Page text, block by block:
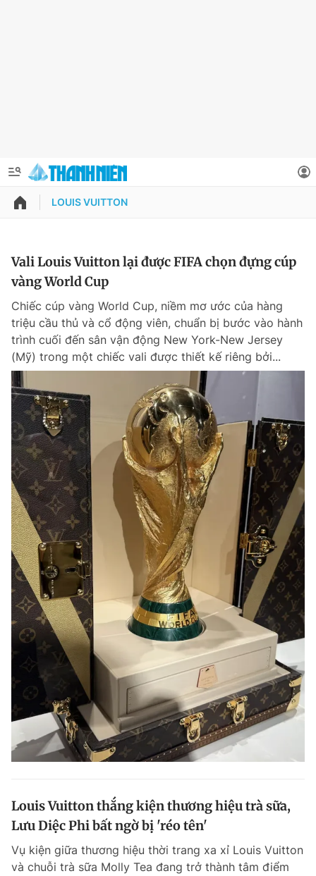
QUẢNG CÁO
Chuyên mục khác
Chào ngày mới Tin 24h
Tin thị trường Tin 360
Video Magazine
Sản phẩm khác
Tiện ích Bạn cần biết
Thông tin tòa soạn Liên hệ quảng cáo
Đọc Thanh Niên trên điện thoại
Theo dõi báo trên
Hotline
0906 645 777
Liên hệ quảng cáo
0908 780 404
Đặt báo Quảng cáo RSS Tòa soạn Chính sách bảo
Thông tin tài khoản
Đổi mật khẩu
Tin đã lưu
Tin đã xem
LOUIS VUITTON
Vali Louis Vuitton lại được FIFA chọn đựng cúp
vàng World Cup
Chiếc cúp vàng World Cup, niềm mơ ước của hàng
triệu cầu thủ và cổ động viên, chuẩn bị bước vào hành
trình cuối đến sân vận động New York-New Jersey
(Mỹ) trong một chiếc vali được thiết kế riêng bởi...
Louis Vuitton thắng kiện thương hiệu trà sữa,
Lưu Diệc Phi bất ngờ bị 'réo tên'
Vụ kiện giữa thương hiệu thời trang xa xỉ Louis Vuitton
và chuỗi trà sữa Molly Tea đang trở thành tâm điểm